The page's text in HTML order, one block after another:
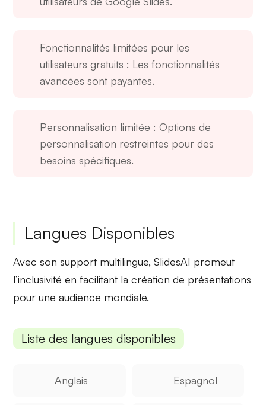
Fonctionnalités limitées pour les
utilisateurs gratuits : Les fonctionnalités
avancées sont payantes.
Personnalisation limitée : Options de
personnalisation restreintes pour des
besoins spécifiques.
Langues Disponibles
Avec son support multilingue,SlidesAI promeut
l’inclusivité en facilitant la création de présentations
pour une audience mondiale.
Liste des langues disponibles
Anglais Espagnol